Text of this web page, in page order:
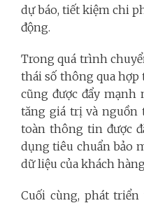
dự báo, tiết kiệm chi
động.
Trong quá trình
thái số thông qua hợp
cũng được đẩy mạnh
tăng giá trị và nguồn
toàn thông tin được
dụng tiêu chuẩn bảo
dữ liệu của khách
Cuối cùng, phát